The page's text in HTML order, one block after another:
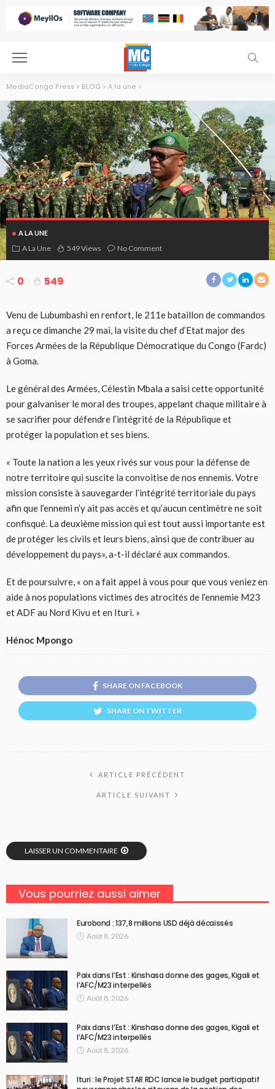
MediaCongo Press > BLOG > A la une >
A LA UNE
A La Une 549 Views No Comment
0 549
Venu de Lubumbashi en renfort, le 211e bataillon de commandos
a reçu ce dimanche 29 mai, la visite du chef d’Etat major des
Forces Armées de la République Démocratique du Congo (Fardc)
à Goma.
Le général des Armées, Célestin Mbala a saisi cette opportunité
pour galvaniser le moral des troupes, appelant chaque militaire à
se sacrifier pour défendre l’intégrité de la République et
protéger la population et ses biens.
« Toute la nation a les yeux rivés sur vous pour la défense de
notre territoire qui suscite la convoitise de nos ennemis. Votre
mission consiste à sauvegarder l’intégrité territoriale du pays
afin que l’ennemi n’y ait pas accès et qu’aucun centimètre ne soit
confisqué. La deuxième mission qui est tout aussi importante est
de protéger les civils et leurs biens, ainsi que de contribuer au
développement du pays», a-t-il déclaré aux commandos.
Et de poursuivre, « on a fait appel à vous pour que vous veniez en
aide à nos populations victimes des atrocités de l’ennemie M23
et ADF au Nord Kivu et en Ituri. »
Hénoc Mpongo
SHARE ON FACEBOOK
SHARE ON TWITTER
ARTICLE PRÉCÉDENT
ARTICLE SUIVANT
LAISSER UN COMMENTAIRE
Vous pourriez aussi aimer
Eurobond : 137,8 millions USD déjà décaissés
Août 8, 2026
Paix dans l’Est : Kinshasa donne des gages, Kigali et
l’AFC/M23 interpellés
Août 8, 2026
Paix dans l’Est : Kinshasa donne des gages, Kigali et
l’AFC/M23 interpellés
Août 8, 2026
Ituri : le Projet STAR RDC lance le budget participatif